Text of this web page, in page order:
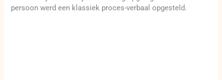
persoon werd een klassiek proces-verbaal opgesteld.